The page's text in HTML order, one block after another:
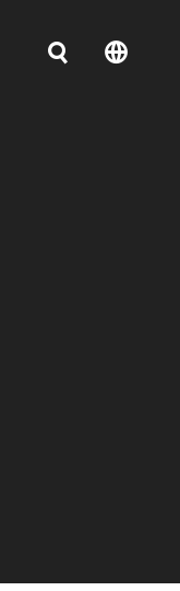
언어선택